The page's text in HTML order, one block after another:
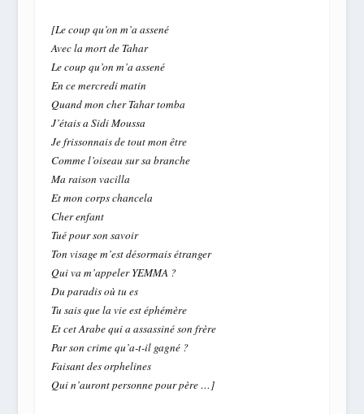
[Le coup qu’on m’a assené
Avec la mort de Tahar
Le coup qu’on m’a assené
En ce mercredi matin
Quand mon cher Tahar tomba
J’étais a Sidi Moussa
Je frissonnais de tout mon être
Comme l’oiseau sur sa branche
Ma raison vacilla
Et mon corps chancela
Cher enfant
Tué pour son savoir
Ton visage m’est désormais étranger
Qui va m’appeler YEMMA ?
Du paradis où tu es
Tu sais que la vie est éphémère
Et cet Arabe qui a assassiné son frère
Par son crime qu’a-t-il gagné ?
Faisant des orphelines
Qui n’auront personne pour père …]